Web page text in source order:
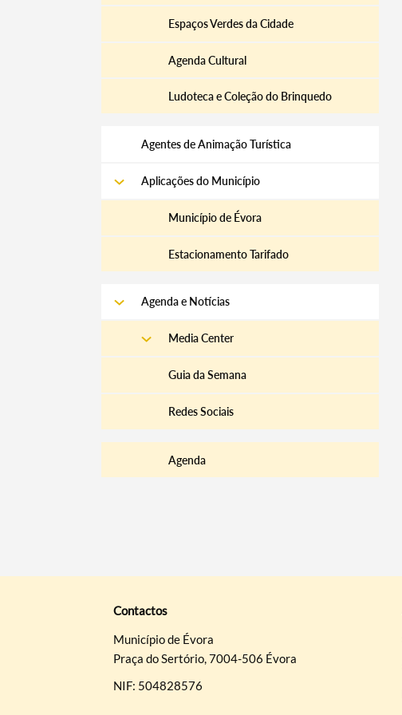
Espaços Verdes da Cidade
Agenda Cultural
Ludoteca e Coleção do Brinquedo
Agentes de Animação Turística
Aplicações do Município
Município de Évora
Estacionamento Tarifado
Agenda e Notícias
Media Center
Guia da Semana
Redes Sociais
Agenda
Contactos
Município de Évora
Praça do Sertório, 7004-506 Évora
NIF: 504828576